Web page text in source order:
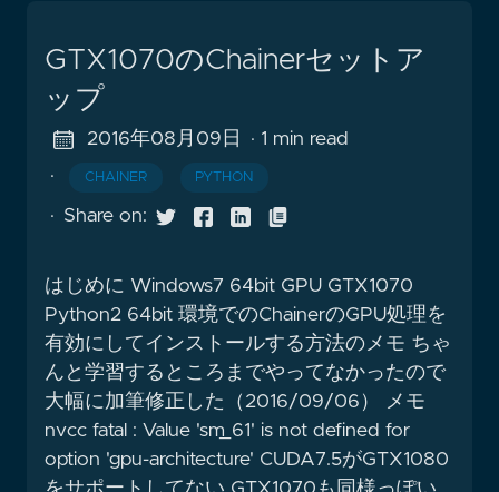
GTX1070のChainerセットア
ップ
2016年08月09日
· 1 min read
·
CHAINER PYTHON
· Share on:
はじめに Windows7 64bit GPU GTX1070
Python2 64bit 環境でのChainerのGPU処理を
有効にしてインストールする方法のメモ ちゃ
んと学習するところまでやってなかったので
大幅に加筆修正した（2016/09/06） メモ
nvcc fatal : Value 'sm_61' is not defined for
option 'gpu-architecture' CUDA7.5がGTX1080